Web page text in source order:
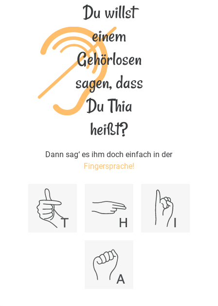
Du willst
einem
Gehörlosen
sagen, dass
Du Thia
heißt?
Dann sag‘ es ihm doch einfach in der
Fingersprache!